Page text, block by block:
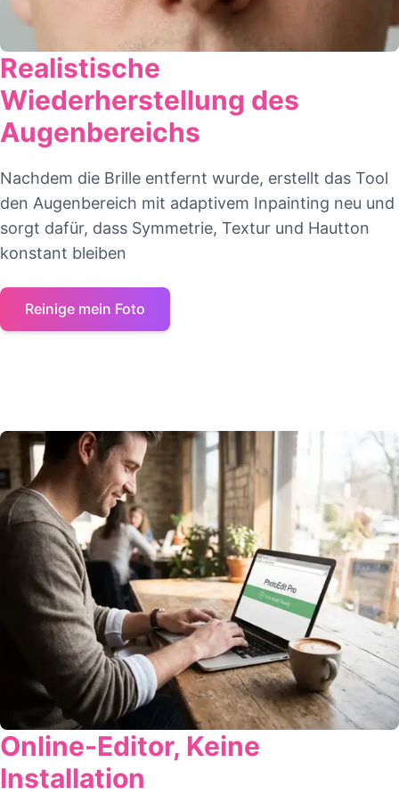
Realistische
Wiederherstellung des
Augenbereichs
Nachdem die Brille entfernt wurde, erstellt das Tool
den Augenbereich mit adaptivem Inpainting neu und
sorgt dafür, dass Symmetrie, Textur und Hautton
konstant bleiben
Reinige mein Foto
Online-Editor, Keine
Installation